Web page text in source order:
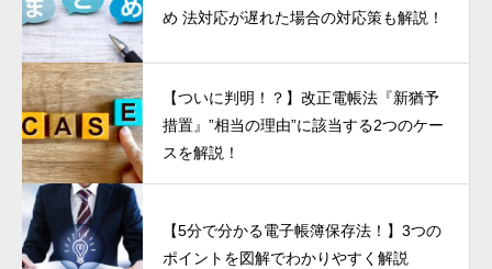
め 法対応が遅れた場合の対応策も解説！
【ついに判明！？】改正電帳法『新猶予
措置』”相当の理由”に該当する2つのケー
スを解説！
【5分で分かる電子帳簿保存法！】3つの
ポイントを図解でわかりやすく解説